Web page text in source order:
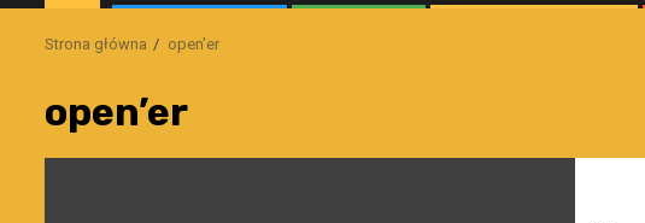
Strona główna open’er
open’er